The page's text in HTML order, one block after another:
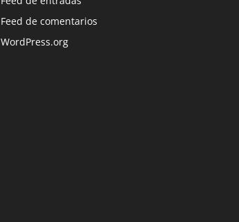
Feed de comentarios
WordPress.org